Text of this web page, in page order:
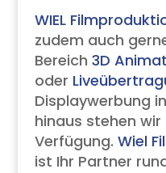
WIEL
zudem auch
Bereich 3D
oder
Displaywerbung
hinaus stehen wir
Verfügung. Wiel
ist Ihr Partner